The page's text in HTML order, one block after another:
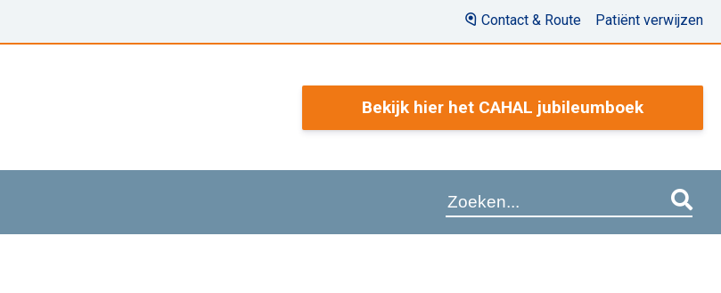
Contact & Route Patiënt verwijzen
Bekijk hier het CAHAL jubileumboek